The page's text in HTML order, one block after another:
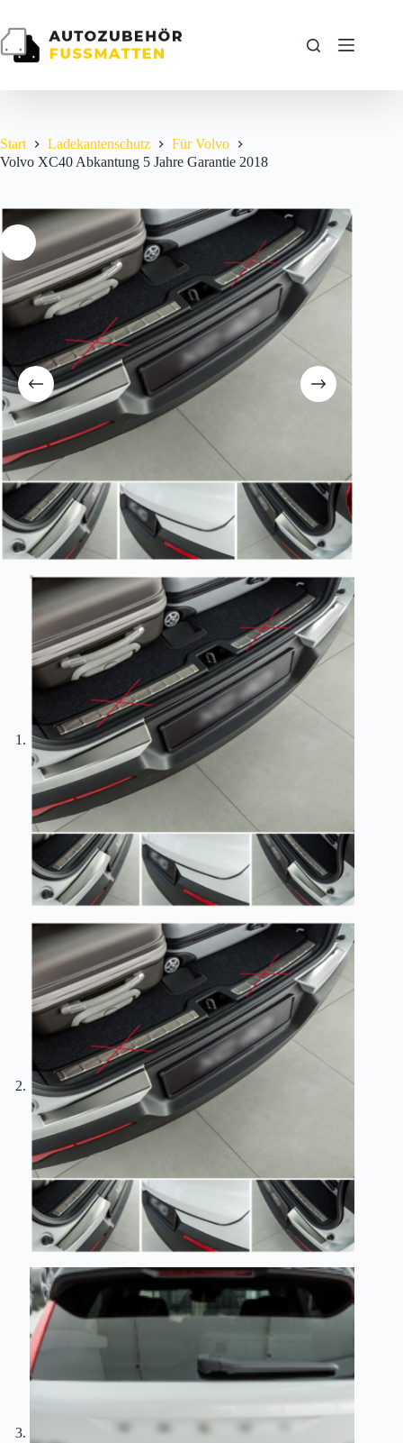
springen
Start Ladekantenschutz
Für Volvo
Volvo XC40 Abkantung 5 Jahre Garantie 2018